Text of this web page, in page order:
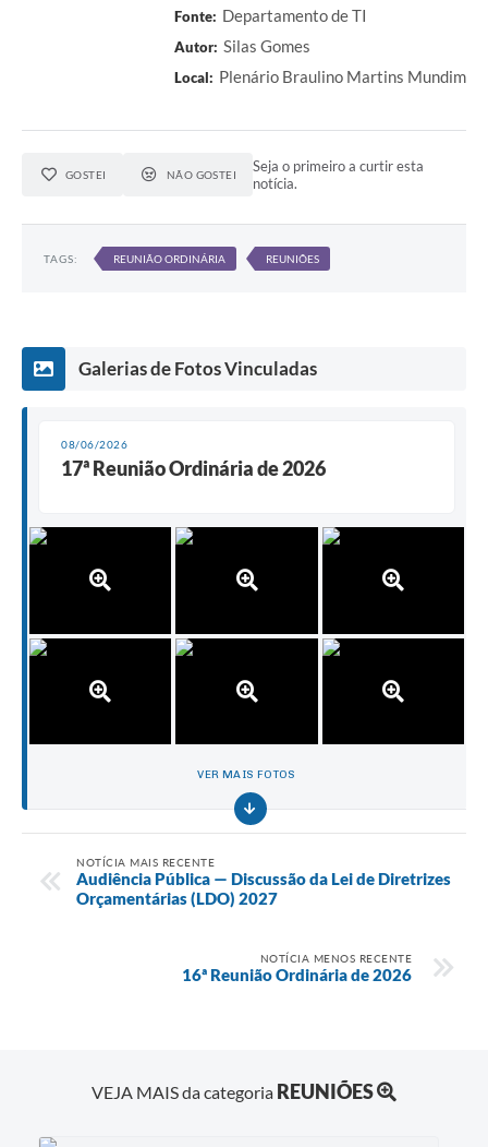
Fonte: Departamento de TI
Autor: Silas Gomes
Local: Plenário Braulino Martins Mundim
GOSTEI NÃO GOSTEI
Seja o primeiro a curtir esta
notícia.
TAGS: REUNIÃO ORDINÁRIA REUNIÕES
Galerias de Fotos Vinculadas
08/06/2026
17ª Reunião Ordinária de 2026
VER MAIS FOTOS
NOTÍCIA MAIS RECENTE
Audiência Pública — Discussão da Lei de Diretrizes
Orçamentárias (LDO) 2027
NOTÍCIA MENOS RECENTE
16ª Reunião Ordinária de 2026
VEJA MAIS da categoria REUNIÕES